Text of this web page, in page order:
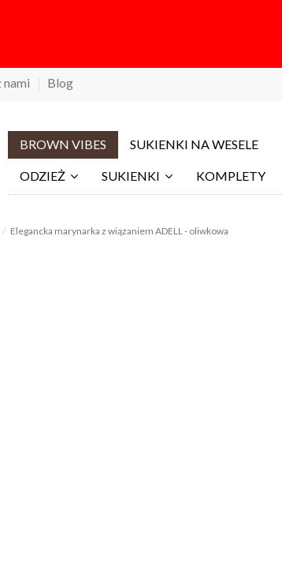
nami Blog
BROWN VIBES SUKIENKI NA WESELE
ODZIEŻ SUKIENKI KOMPLETY
Elegancka marynarka z wiązaniem ADELL - oliwkowa